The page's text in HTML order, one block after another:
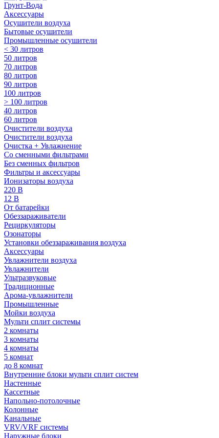
Грунт-Вода
Аксессуары
Осушители воздуха
Бытовые осушители
Промышленные осушители
< 30 литров
50 литров
70 литров
80 литров
90 литров
100 литров
> 100 литров
40 литров
60 литров
Очистители воздуха
Очистители воздуха
Очистка + Увлажнение
Cо сменными фильтрами
Без сменных фильтров
Фильтры и аксессуары
Ионизаторы воздуха
220 В
12 В
От батарейки
Обеззараживатели
Рециркуляторы
Озонаторы
Установки обеззараживания воздуха
Аксессуары
Увлажнители воздуха
Увлажнители
Ультразвуковые
Традиционные
Арома-увлажнители
Промышленные
Мойки воздуха
Мульти сплит системы
2 комнаты
3 комнаты
4 комнаты
5 комнат
до 8 комнат
Внутренние блоки мульти сплит систем
Настенные
Кассетные
Напольно-потолочные
Колонные
Канальные
VRV/VRF системы
Наружные блоки